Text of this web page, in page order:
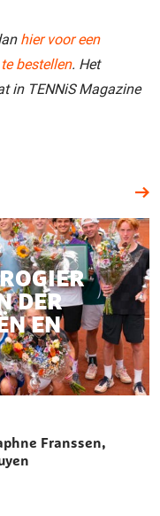
hier voor een
bestellen. Het
in TENNiS Magazine
DER
EN
Franssen,